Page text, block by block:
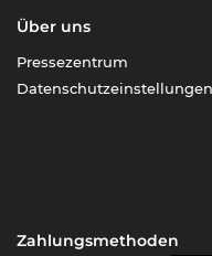
Über uns
Pressezentrum
Datenschutzeinstellungen
Zahlungsmethoden